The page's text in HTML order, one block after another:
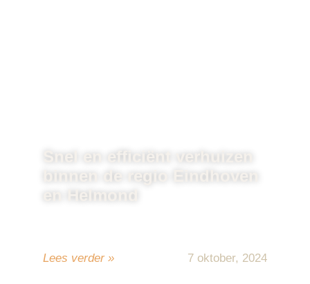
Snel en efficiënt verhuizen
binnen de regio Eindhoven
en Helmond
Lees verder » 7 oktober, 2024